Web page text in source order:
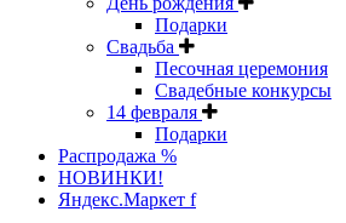
Подарки
Свадьба
Песочная церемония
Свадебные конкурсы
14 февраля
Подарки
Распродажа %
НОВИНКИ!
Яндекс.Маркет f